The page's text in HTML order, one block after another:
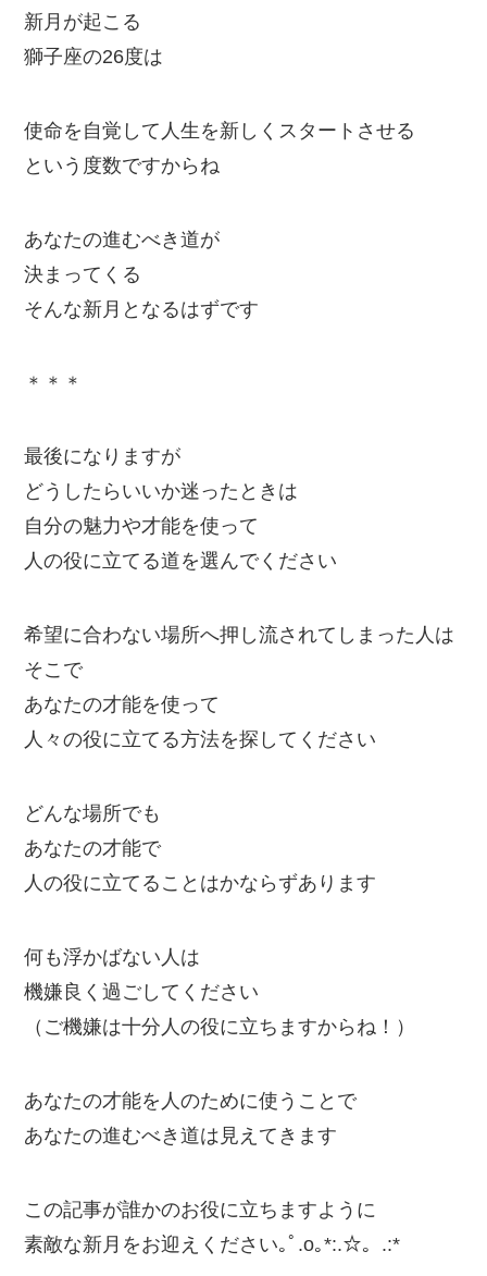
新月が起こる
獅子座の26度は
使命を自覚して人生を新しくスタートさせる
という度数ですからね
あなたの進むべき道が
決まってくる
そんな新月となるはずです
＊＊＊
最後になりますが
どうしたらいいか迷ったときは
自分の魅力や才能を使って
人の役に立てる道を選んでください
希望に合わない場所へ押し流されてしまった人は
そこで
あなたの才能を使って
人々の役に立てる方法を探してください
どんな場所でも
あなたの才能で
人の役に立てることはかならずあります
何も浮かばない人は
機嫌良く過ごしてください
（ご機嫌は十分人の役に立ちますからね！）
あなたの才能を人のために使うことで
あなたの進むべき道は見えてきます
この記事が誰かのお役に立ちますように
素敵な新月をお迎えください｡ﾟ.o｡*:.☆。.:*